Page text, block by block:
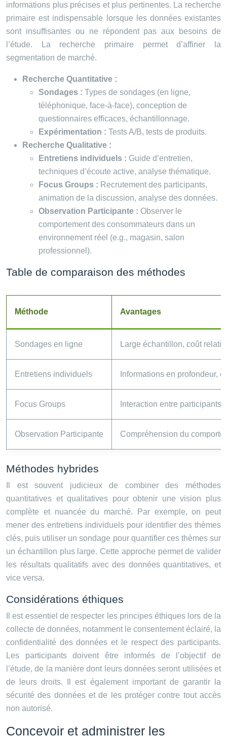
informations plus précises et plus pertinentes. La recherche
primaire est indispensable lorsque les données existantes
sont insuffisantes ou ne répondent pas aux besoins de
l’étude. La recherche primaire permet d’affiner la
segmentation de marché.
Recherche Quantitative :
Sondages : Types de sondages (en ligne,
téléphonique, face-à-face), conception de
questionnaires efficaces, échantillonnage.
Expérimentation : Tests A/B, tests de produits.
Recherche Qualitative :
Entretiens individuels : Guide d’entretien,
techniques d’écoute active, analyse thématique.
Focus Groups : Recrutement des participants,
animation de la discussion, analyse des données.
Observation Participante : Observer le
comportement des consommateurs dans un
environnement réel (e.g., magasin, salon
professionnel).
Table de comparaison des méthodes
Méthode Avantages
Sondages en ligne Large échantillon, coût
Entretiens individuels Informations en profondeur,
Focus Groups Interaction entre participants,
Observation Participante Compréhension du
Méthodes hybrides
Il est souvent judicieux de combiner des méthodes
quantitatives et qualitatives pour obtenir une vision plus
complète et nuancée du marché. Par exemple, on peut
mener des entretiens individuels pour identifier des thèmes
clés, puis utiliser un sondage pour quantifier ces thèmes sur
un échantillon plus large. Cette approche permet de valider
les résultats qualitatifs avec des données quantitatives, et
vice versa.
Considérations éthiques
Il est essentiel de respecter les principes éthiques lors de la
collecte de données, notamment le consentement éclairé, la
confidentialité des données et le respect des participants.
Les participants doivent être informés de l’objectif de
l’étude, de la manière dont leurs données seront utilisées et
de leurs droits. Il est également important de garantir la
sécurité des données et de les protéger contre tout accès
non autorisé.
Concevoir et administrer les